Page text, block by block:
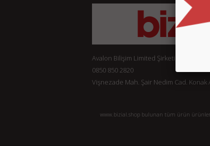
Avalon Bilişim Limited Şirketi
0850 850 2820
Vişnezade Mah. Şair Nedim Cad. Konak
www.bizial.shop bulunan tüm ürün ürünlere